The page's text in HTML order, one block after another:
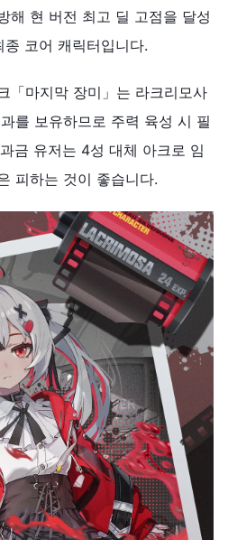
해 현 버전 최고 딜 고점을 달성
코어 캐릭터입니다.
「마지막 장미」는 라크리모사
를 보유하므로 주력 육성 시 필
금 유저는 4성 대체 아크로 임
피하는 것이 좋습니다.